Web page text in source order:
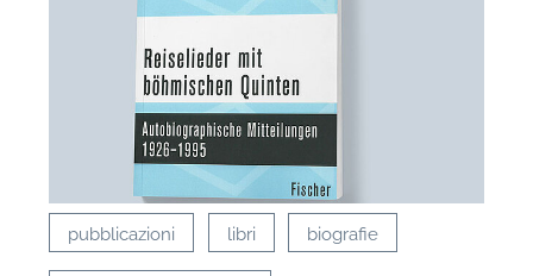
pubblicazioni libri biografie